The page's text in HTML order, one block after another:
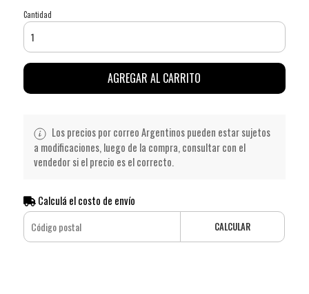
Cantidad
AGREGAR AL CARRITO
Los precios por correo Argentinos pueden estar sujetos
a modificaciones, luego de la compra, consultar con el
vendedor si el precio es el correcto.
Calculá el costo de envío
CALCULAR